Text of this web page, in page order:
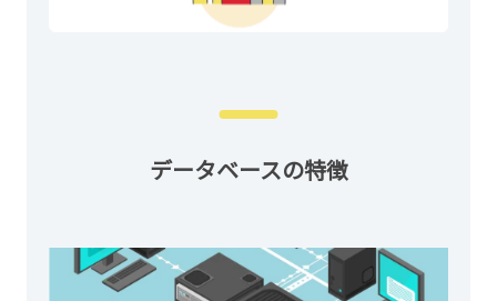
データベースの特徴